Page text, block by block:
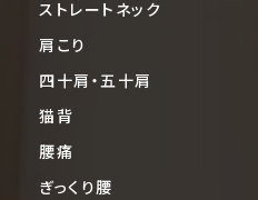
ストレートネック
肩こり
四十肩・五十肩
猫背
腰痛
ぎっくり腰